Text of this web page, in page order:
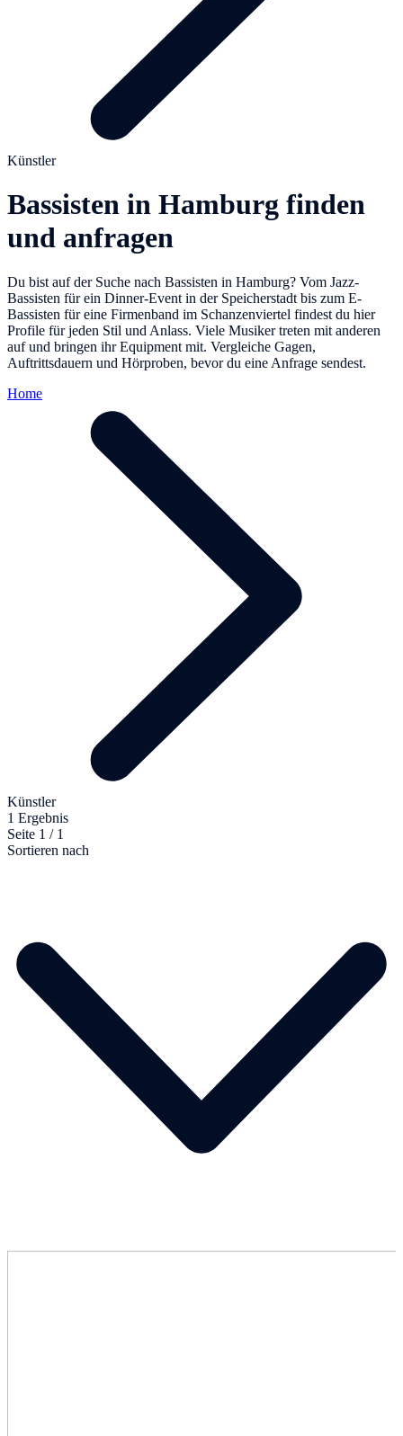
Künstler
Bassisten in Hamburg finden
und anfragen
Du bist auf der Suche nach Bassisten in Hamburg? Vom Jazz-
Bassisten für ein Dinner-Event in der Speicherstadt bis zum E-
Bassisten für eine Firmenband im Schanzenviertel findest du hier
Profile für jeden Stil und Anlass. Viele Musiker treten mit anderen
auf und bringen ihr Equipment mit. Vergleiche Gagen,
Auftrittsdauern und Hörproben, bevor du eine Anfrage sendest.
Home
Künstler
1 Ergebnis
Seite 1 / 1
Sortieren nach